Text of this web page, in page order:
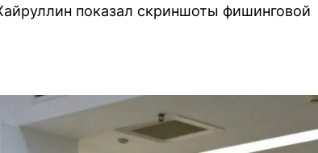
показал скриншоты фишинговой